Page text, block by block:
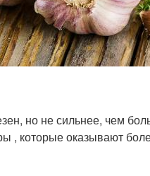
но не сильнее, чем
, которые оказывают